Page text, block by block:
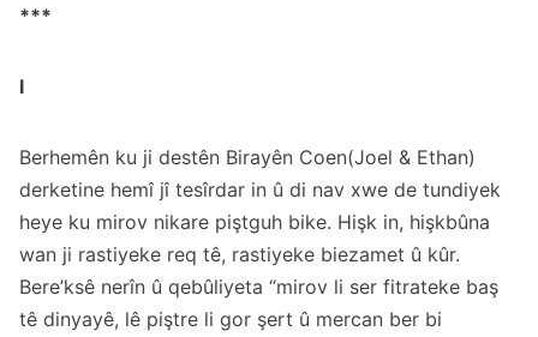
***
I
Berhemên ku ji destên Birayên Coen(Joel & Ethan)
derketine hemî jî tesîrdar in û di nav xwe de tundiyek
heye ku mirov nikare piştguh bike. Hişk in, hişkbûna
wan ji rastiyeke req tê, rastiyeke biezamet û kûr.
Bere’ksê nerîn û qebûliyeta “mirov li ser fitrateke baş
tê dinyayê, lê piştre li gor şert û mercan ber bi